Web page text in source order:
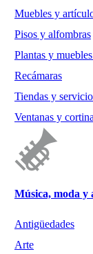
Muebles y
Pisos y alfombras
Plantas y
Recámaras
Tiendas y
Ventanas y
Música, moda y
Antigüedades
Arte